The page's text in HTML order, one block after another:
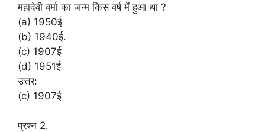
महादेवी वर्मा का जन्म किस वर्ष में हुआ था ?
(a) 1950ई
(b) 1940ई.
(c) 1907ई
(d) 1951ई
उत्तर:
(c) 1907ई
प्रश्न 2.